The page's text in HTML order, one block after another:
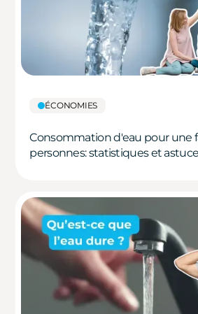
ÉCONOMIES
Consommation d'eau pour une
personnes: statistiques et